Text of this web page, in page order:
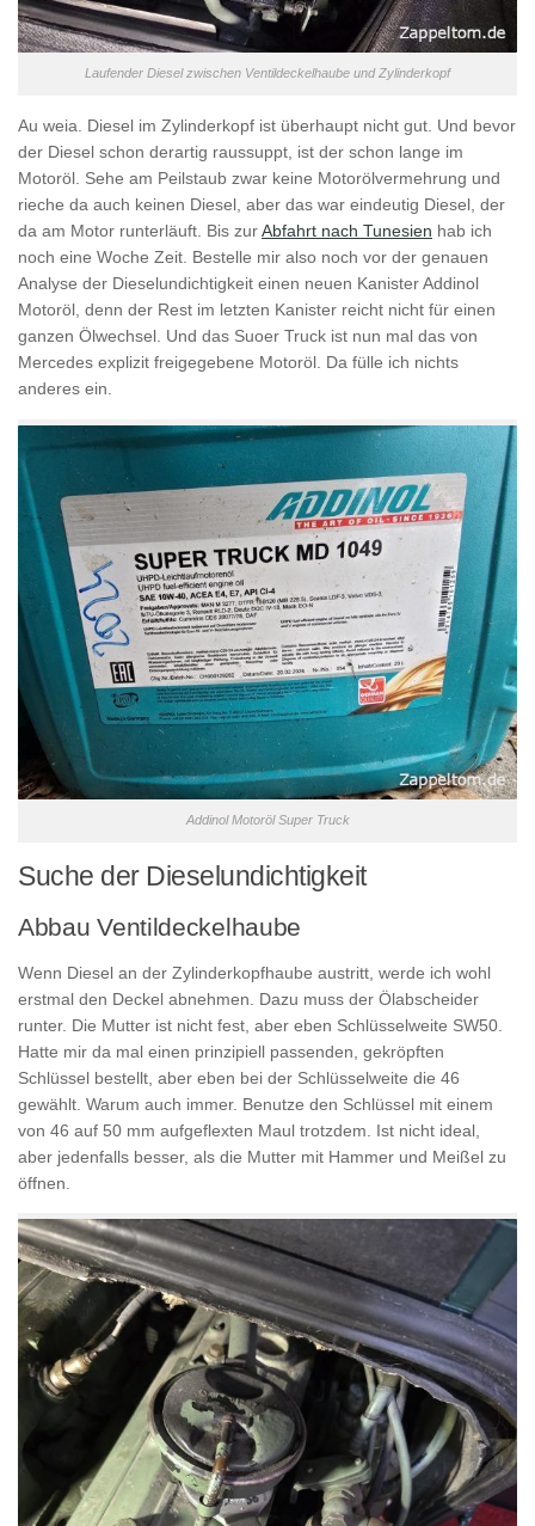
Laufender Diesel zwischen Ventildeckelhaube und Zylinderkopf
Au weia. Diesel im Zylinderkopf ist überhaupt nicht gut. Und bevor
der Diesel schon derartig raussuppt, ist der schon lange im
Motoröl. Sehe am Peilstaub zwar keine Motorölvermehrung und
rieche da auch keinen Diesel, aber das war eindeutig Diesel, der
da am Motor runterläuft. Bis zurAbfahrt nach Tunesien hab ich
noch eine Woche Zeit. Bestelle mir also noch vor der genauen
Analyse der Dieselundichtigkeit einen neuen Kanister Addinol
Motoröl, denn der Rest im letzten Kanister reicht nicht für einen
ganzen Ölwechsel. Und das Suoer Truck ist nun mal das von
Mercedes explizit freigegebene Motoröl. Da fülle ich nichts
anderes ein.
Addinol Motoröl Super Truck
Suche der Dieselundichtigkeit
Abbau Ventildeckelhaube
Wenn Diesel an der Zylinderkopfhaube austritt, werde ich wohl
erstmal den Deckel abnehmen. Dazu muss der Ölabscheider
runter. Die Mutter ist nicht fest, aber eben Schlüsselweite SW50.
Hatte mir da mal einen prinzipiell passenden, gekröpften
Schlüssel bestellt, aber eben bei der Schlüsselweite die 46
gewählt. Warum auch immer. Benutze den Schlüssel mit einem
von 46 auf 50 mm aufgeflexten Maul trotzdem. Ist nicht ideal,
aber jedenfalls besser, als die Mutter mit Hammer und Meißel zu
öffnen.